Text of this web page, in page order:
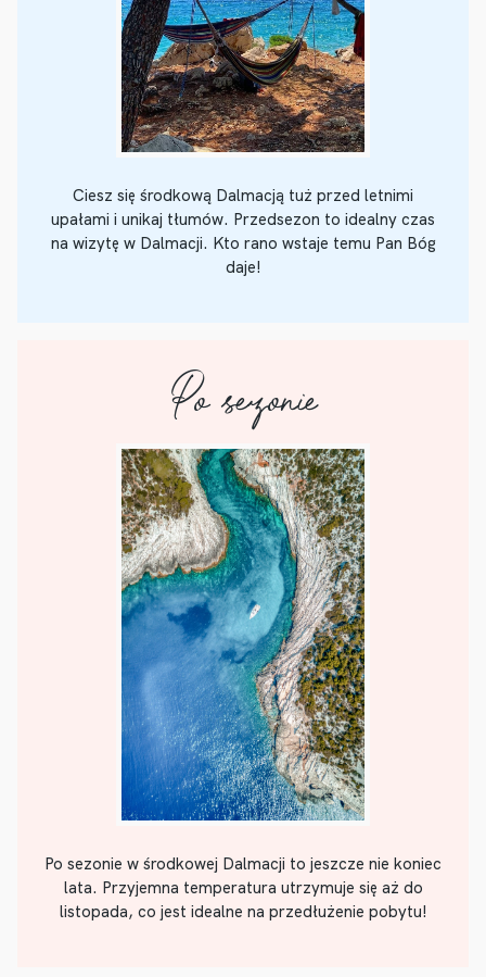
Ciesz się środkową Dalmacją tuż przed letnimi
upałami i unikaj tłumów. Przedsezon to idealny czas
na wizytę w Dalmacji. Kto rano wstaje temu Pan Bóg
daje!
Po sezonie
Po sezonie w środkowej Dalmacji to jeszcze nie koniec
lata. Przyjemna temperatura utrzymuje się aż do
listopada, co jest idealne na przedłużenie pobytu!